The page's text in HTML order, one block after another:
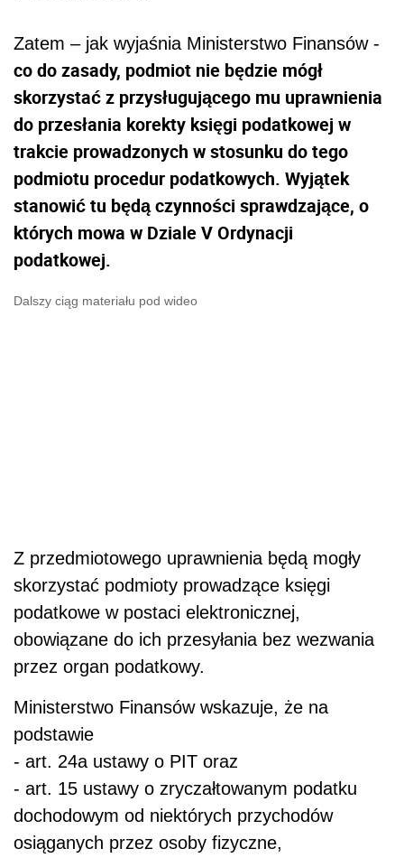
Zatem – jak wyjaśnia Ministerstwo Finansów -
co do zasady, podmiot nie będzie mógł
skorzystać z przysługującego mu uprawnienia
do przesłania korekty księgi podatkowej w
trakcie prowadzonych w stosunku do tego
podmiotu procedur podatkowych. Wyjątek
stanowić tu będą czynności sprawdzające, o
których mowa w Dziale V Ordynacji
podatkowej.
Dalszy ciąg materiału pod wideo
Z przedmiotowego uprawnienia będą mogły
skorzystać podmioty prowadzące księgi
podatkowe w postaci elektronicznej,
obowiązane do ich przesyłania bez wezwania
przez organ podatkowy.
Ministerstwo Finansów wskazuje, że na
podstawie
- art. 24a ustawy o PIT oraz
- art. 15 ustawy o zryczałtowanym podatku
dochodowym od niektórych przychodów
osiąganych przez osoby fizyczne,